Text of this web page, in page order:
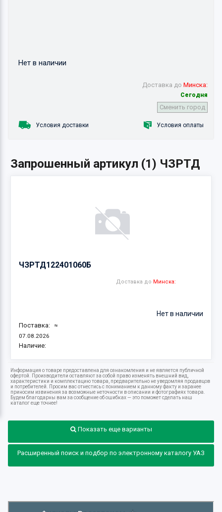
Доставка до Минска:
Сегодня
Сменить город
Нет в наличии
Условия доставки Условия оплаты
Запрошенный артикул (1) ЧЗРТД
ЧЗРТД122401060Б
Доставка до Минска:
Нет в наличии
Поставка: ≈
07.08.2026
Наличие:
Информация о товаре предоставлена для ознакомления и не является публичной
офертой. Производители оставляют за собой право изменять внешний вид,
характеристики и комплектацию товара, предварительно не уведомляя продавцов
и потребителей. Просим вас отнестись с пониманием к данному факту и заранее
приносим извинения за возможные неточности в описании и фотографиях товара.
Будем благодарны вам за сообщение об ошибках — это поможет сделать наш
каталог еще точнее!
Показать еще варианты
Расширенный поиск и подбор по электронному каталогу УАЗ